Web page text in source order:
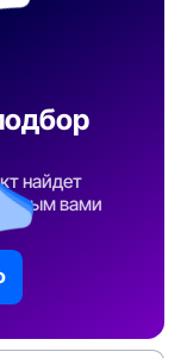
найдет
вами